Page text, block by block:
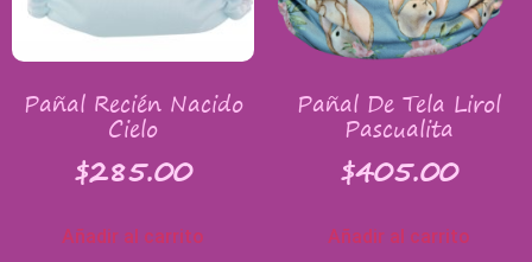
Pañal Recién Nacido
Cielo
$285.00
Añadir al carrito
Pañal De Tela Lirol
Pascualita
$405.00
Añadir al carrito